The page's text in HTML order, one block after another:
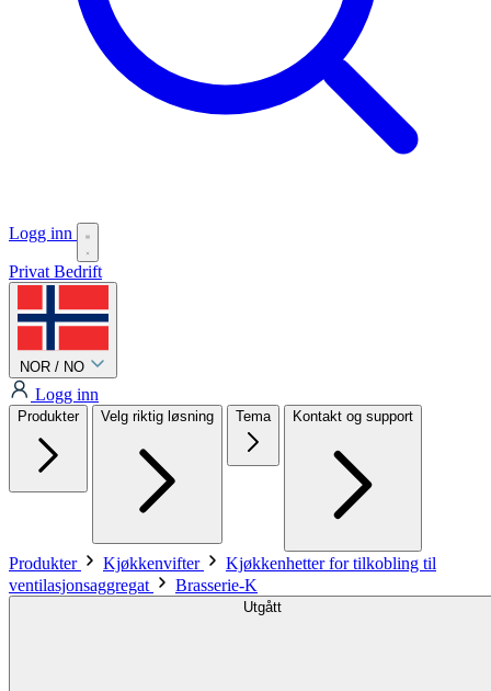
Logg inn
Privat Bedrift
NOR / NO
Logg inn
Produkter Velg riktig løsning Tema Kontakt og support
Produkter Kjøkkenvifter
Kjøkkenhetter for tilkobling til
ventilasjonsaggregat
Brasserie-K
Utgått